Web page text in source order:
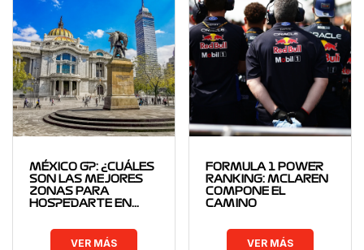
MÉXICO GP: ¿CUÁLES
SON LAS MEJORES
ZONAS PARA
HOSPEDARTE EN…
VER MÁS
FORMULA 1 POWER
RANKING: MCLAREN
COMPONE EL
CAMINO
VER MÁS